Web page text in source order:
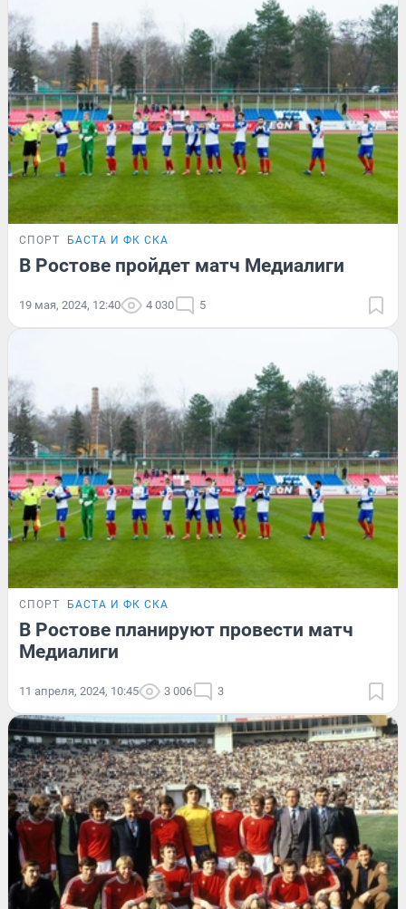
СПОРТ БАСТА И ФК СКА
В Ростове пройдет матч Медиалиги
19 мая, 2024, 12:40 4 030 5
СПОРТ БАСТА И ФК СКА
В Ростове планируют провести матч
Медиалиги
11 апреля, 2024, 10:45 3 006 3